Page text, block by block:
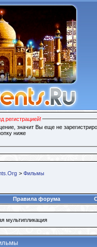
регистрацией!
значит Вы еще не
ниже
> Фильмы
Правила форума
мультипликация